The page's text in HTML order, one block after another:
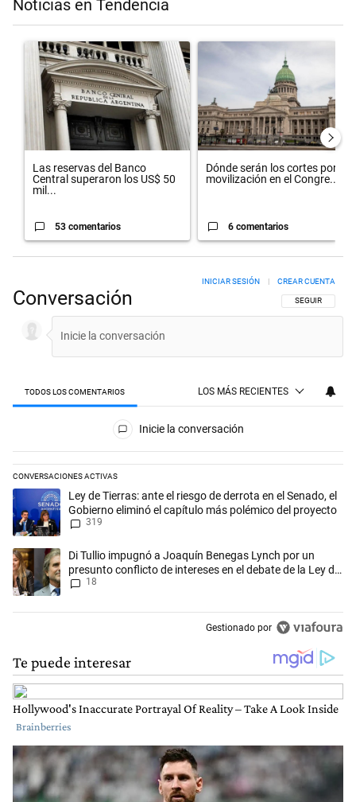
Noticias en Tendencia
Un artículo de tendencia con el título "Las reservas del Banco
Las reservas del Banco
Central superaron los US$ 50
mil...
53 comentarios
Un artículo de tendencia con el
Dónde serán los cortes por la
movilización en el Congre...
6 comentarios
Conversación SIGA ESTA
SEGUIR
INICIAR SESIÓN | CREAR CUENTA
TODOS LOS COMENTARIOS LOS MÁS RECIENTES
Todos los comentarios
Inicie la conversación
CONVERSACIONES ACTIVAS
Este listado muestra los artículos con más comentarios en los
Un artículo de tendencia con el título "Ley de Tierras: ante el riesgo
Ley de Tierras: ante el riesgo de derrota en el Senado, el
Gobierno eliminó el capítulo más polémico del proyecto
319
Un artículo de tendencia con el título "Di Tullio impugnó a Joaquín
Di Tullio impugnó a Joaquín Benegas Lynch por un
presunto conflicto de intereses en el debate de la Ley de
Tierras
18
Gestionado por